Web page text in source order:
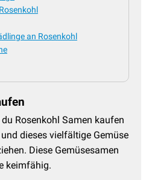
an Rosenkohl
Rosenkohl Samen kaufen
dieses vielfältige Gemüse
Diese Gemüsesamen
keimfähig.